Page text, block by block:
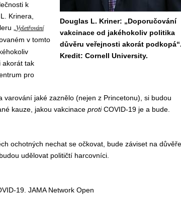
Douglas L. Kriner: „Doporučování
vakcinace od jakéhokoliv politika
důvěru veřejnosti akorát podkopá“.
Kredit: Cornell University.
k
Krinera,
Vyšetřování
ém v tomto
hokoliv
akorát tak
um pro
varování jakézaznělo (nejen z Princetonu) si budou
kauze, jakou vakcinace protiCOVID-19 je a bude.
ochotných nechat se očkovat, bude záviset na důvěře
budou udělovat političtí harcovníci.
19. JAMA Network Open